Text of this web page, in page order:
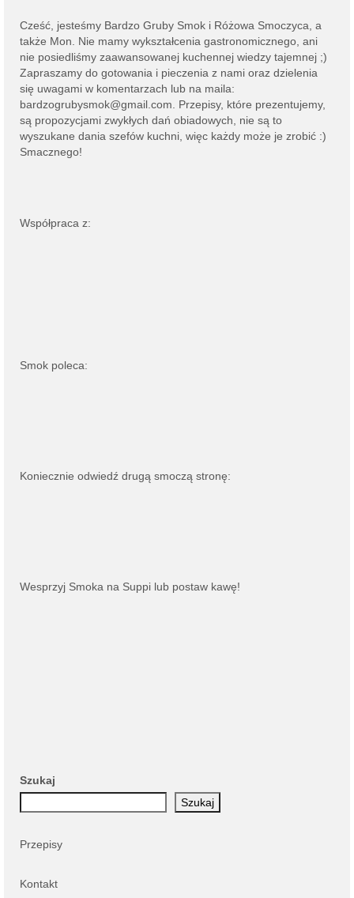
Cześć, jesteśmy Bardzo Gruby Smok i Różowa Smoczyca, a
także Mon. Nie mamy wykształcenia gastronomicznego, ani
nie posiedliśmy zaawansowanej kuchennej wiedzy tajemnej ;)
Zapraszamy do gotowania i pieczenia z nami oraz dzielenia
się uwagami w komentarzach lub na maila:
bardzogrubysmok@gmail.com . Przepisy, które prezentujemy,
są propozycjami zwykłych dań obiadowych, nie są to
wyszukane dania szefów kuchni, więc każdy może je zrobić :)
Smacznego!
Współpraca z:
Smok poleca:
Koniecznie odwiedź drugą smoczą stronę:
Wesprzyj Smoka na Suppi lub postaw kawę!
Szukaj
Szukaj
Przepisy
Kontakt